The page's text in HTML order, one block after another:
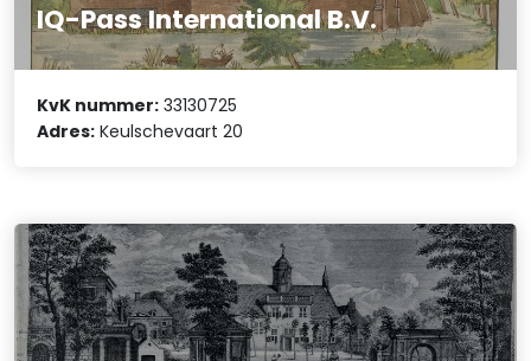
IQ-Pass International B.V.
KvK nummer: 33130725
Adres: Keulschevaart 20